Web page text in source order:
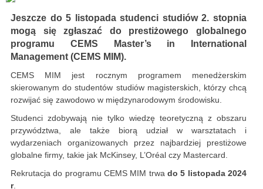
Jeszcze do 5 listopada studenci studiów 2. stopnia
mogą się zgłaszać do prestiżowego globalnego
programu CEMS Master’s in International
Management (CEMS MIM).
CEMS MIM jest rocznym programem menedżerskim
skierowanym do studentów studiów magisterskich, którzy chcą
rozwijać się zawodowo w międzynarodowym środowisku.
Studenci zdobywają nie tylko wiedzę teoretyczną z obszaru
przywództwa, ale także biorą udział w warsztatach i
wydarzeniach organizowanych przez najbardziej prestiżowe
globalne firmy, takie jak McKinsey, L’Oréal czy Mastercard.
Rekrutacja do programu CEMS MIM trwa do 5 listopada 2024
r.